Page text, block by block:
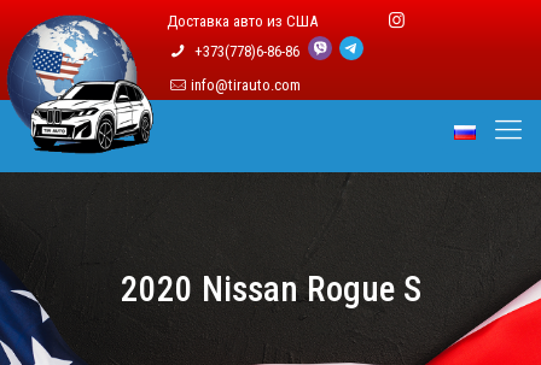
Доставка авто из США
+373(778)6-86-86
info@tirauto.com
2020 Nissan Rogue S